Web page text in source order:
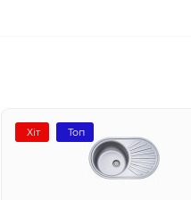
Хіт Топ